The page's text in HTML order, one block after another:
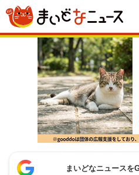
まいどなニュースを